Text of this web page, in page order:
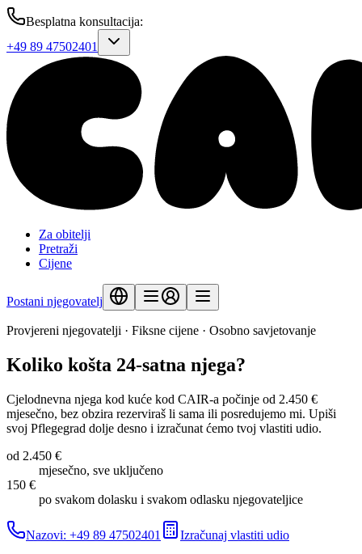
Besplatna konsultacija:
+49 89 47502401
Za obitelji
Pretraži
Cijene
Postani njegovatelj
Provjereni njegovatelji · Fiksne cijene · Osobno savjetovanje
Koliko košta 24-satna njega?
Cjelodnevna njega kod kuće kod CAIR-a počinje od 2.450 €
mjesečno, bez obzira rezerviraš li sama ili posredujemo mi. Upiši
svoj Pflegegrad dolje desno i izračunat ćemo tvoj vlastiti udio.
od 2.450 €
mjesečno, sve uključeno
150 €
po svakom dolasku i svakom odlasku njegovateljice
Nazovi: +49 89 47502401
Izračunaj vlastiti udio